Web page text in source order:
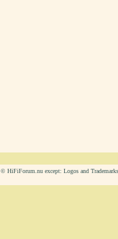
© HiFiForum.nu except: Logos and